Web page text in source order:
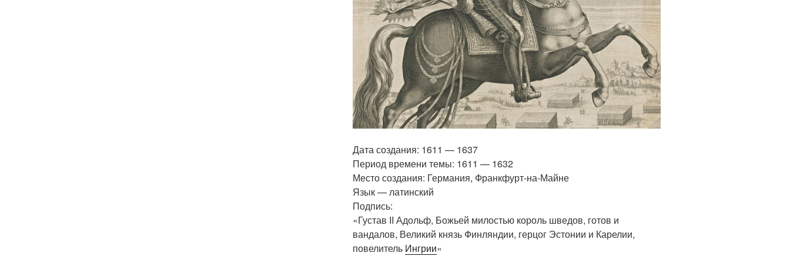
Дата создания: 1611 — 1637
Период времени темы: 1611 — 1632
Место создания: Германия, Франкфурт-на-Майне
Язык — латинский
Подпись:
«Густав II Адольф, Божьей милостью король шведов, готов и
вандалов, Великий князь Финляндии, герцог Эстонии и Карелии,
повелитель Ингрии«